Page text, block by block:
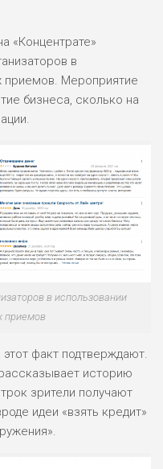
«Концентрате»
в
приемов. Мероприятие
бизнеса, сколько на
в использовании
приемов
факт подтверждают.
историю
зрители получают
идеи «взять кредит»